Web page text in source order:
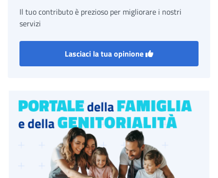
Il tuo contributo è prezioso per migliorare i nostri
servizi
Lasciaci la tua opinione